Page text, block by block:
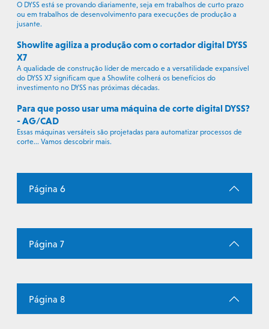
O DYSS está se provando diariamente, seja em trabalhos de curto prazo
ou em trabalhos de desenvolvimento para execuções de produção a
jusante.
Showlite agiliza a produção com o cortador digital DYSS
X7
A qualidade de construção líder de mercado e a versatilidade expansível
do DYSS X7 significam que a Showlite colherá os benefícios do
investimento no DYSS nas próximas décadas.
Para que posso usar uma máquina de corte digital DYSS?
- AG/CAD
Essas máquinas versáteis são projetadas para automatizar processos de
corte... Vamos descobrir mais.
Página 6
Página 7
Página 8